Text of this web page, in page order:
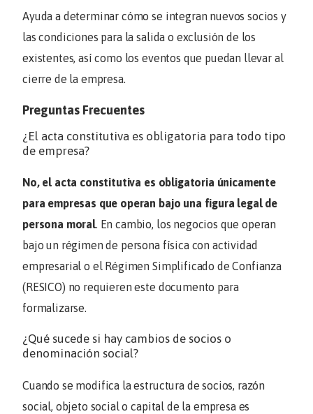
Ayuda a determinar cómo se integran nuevos socios y
las condiciones para la salida o exclusión de los
existentes, así como los eventos que puedan llevar al
cierre de la empresa.
Preguntas Frecuentes
¿El acta constitutiva es obligatoria para todo tipo
de empresa?
No, el acta constitutiva es obligatoria únicamente
para empresas que operan bajo una figura legal de
persona moral. En cambio, los negocios que operan
bajo un régimen de persona física con actividad
empresarial o el Régimen Simplificado de Confianza
(RESICO) no requieren este documento para
formalizarse.
¿Qué sucede si hay cambios de socios o
denominación social?
Cuando se modifica la estructura de socios, razón
social, objeto social o capital de la empresa es